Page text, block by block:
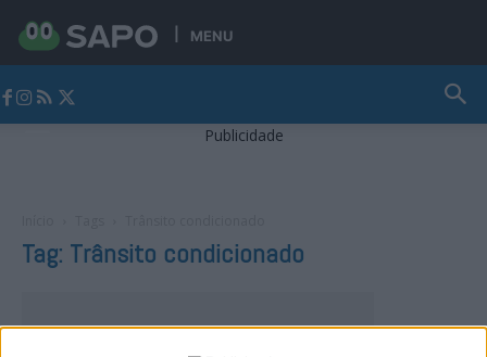
MENU
Publicidade
Tag: Trânsito condicionado